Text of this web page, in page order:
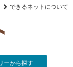
できるネットについて
ーから探す